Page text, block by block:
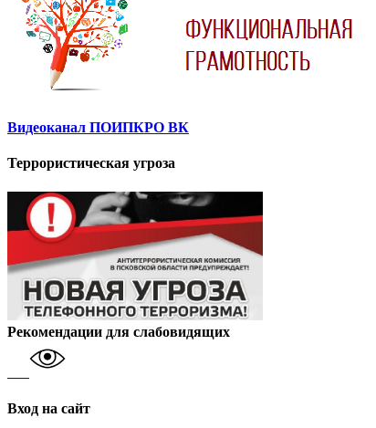
Видеоканал ПОИПКРО ВК
Террористическая угроза
Рекомендации для слабовидящих
Вход на сайт